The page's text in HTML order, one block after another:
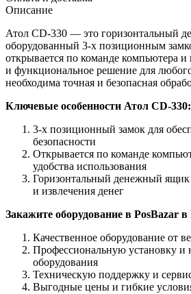
Описание
Атол CD-330 — это горизонтальный
оборудованный 3-х позиционным
открывается по команде компьютера
и функциональное решение для
необходима точная и безопасная
Ключевые особенности Атол CD-330:
3-х позиционный замок для
безопасности
Открывается по команде
удобства использования
Горизонтальный денежный ящик
и извлечения денег
Закажите оборудование в PosBazar
Качественное оборудование от
Профессиональную установку и
оборудования
Техническую поддержку и
Выгодные цены и гибкие